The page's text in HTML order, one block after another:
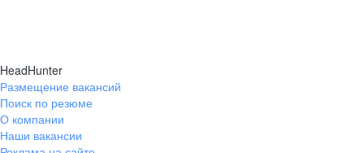
HeadHunter
Размещение вакансий
Поиск по резюме
О компании
Наши вакансии